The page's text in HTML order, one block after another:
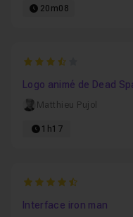
20m08
3.3333333333333
Logo animé de Dead
Matthieu Pujol
1h17
4.625
Interface iron man